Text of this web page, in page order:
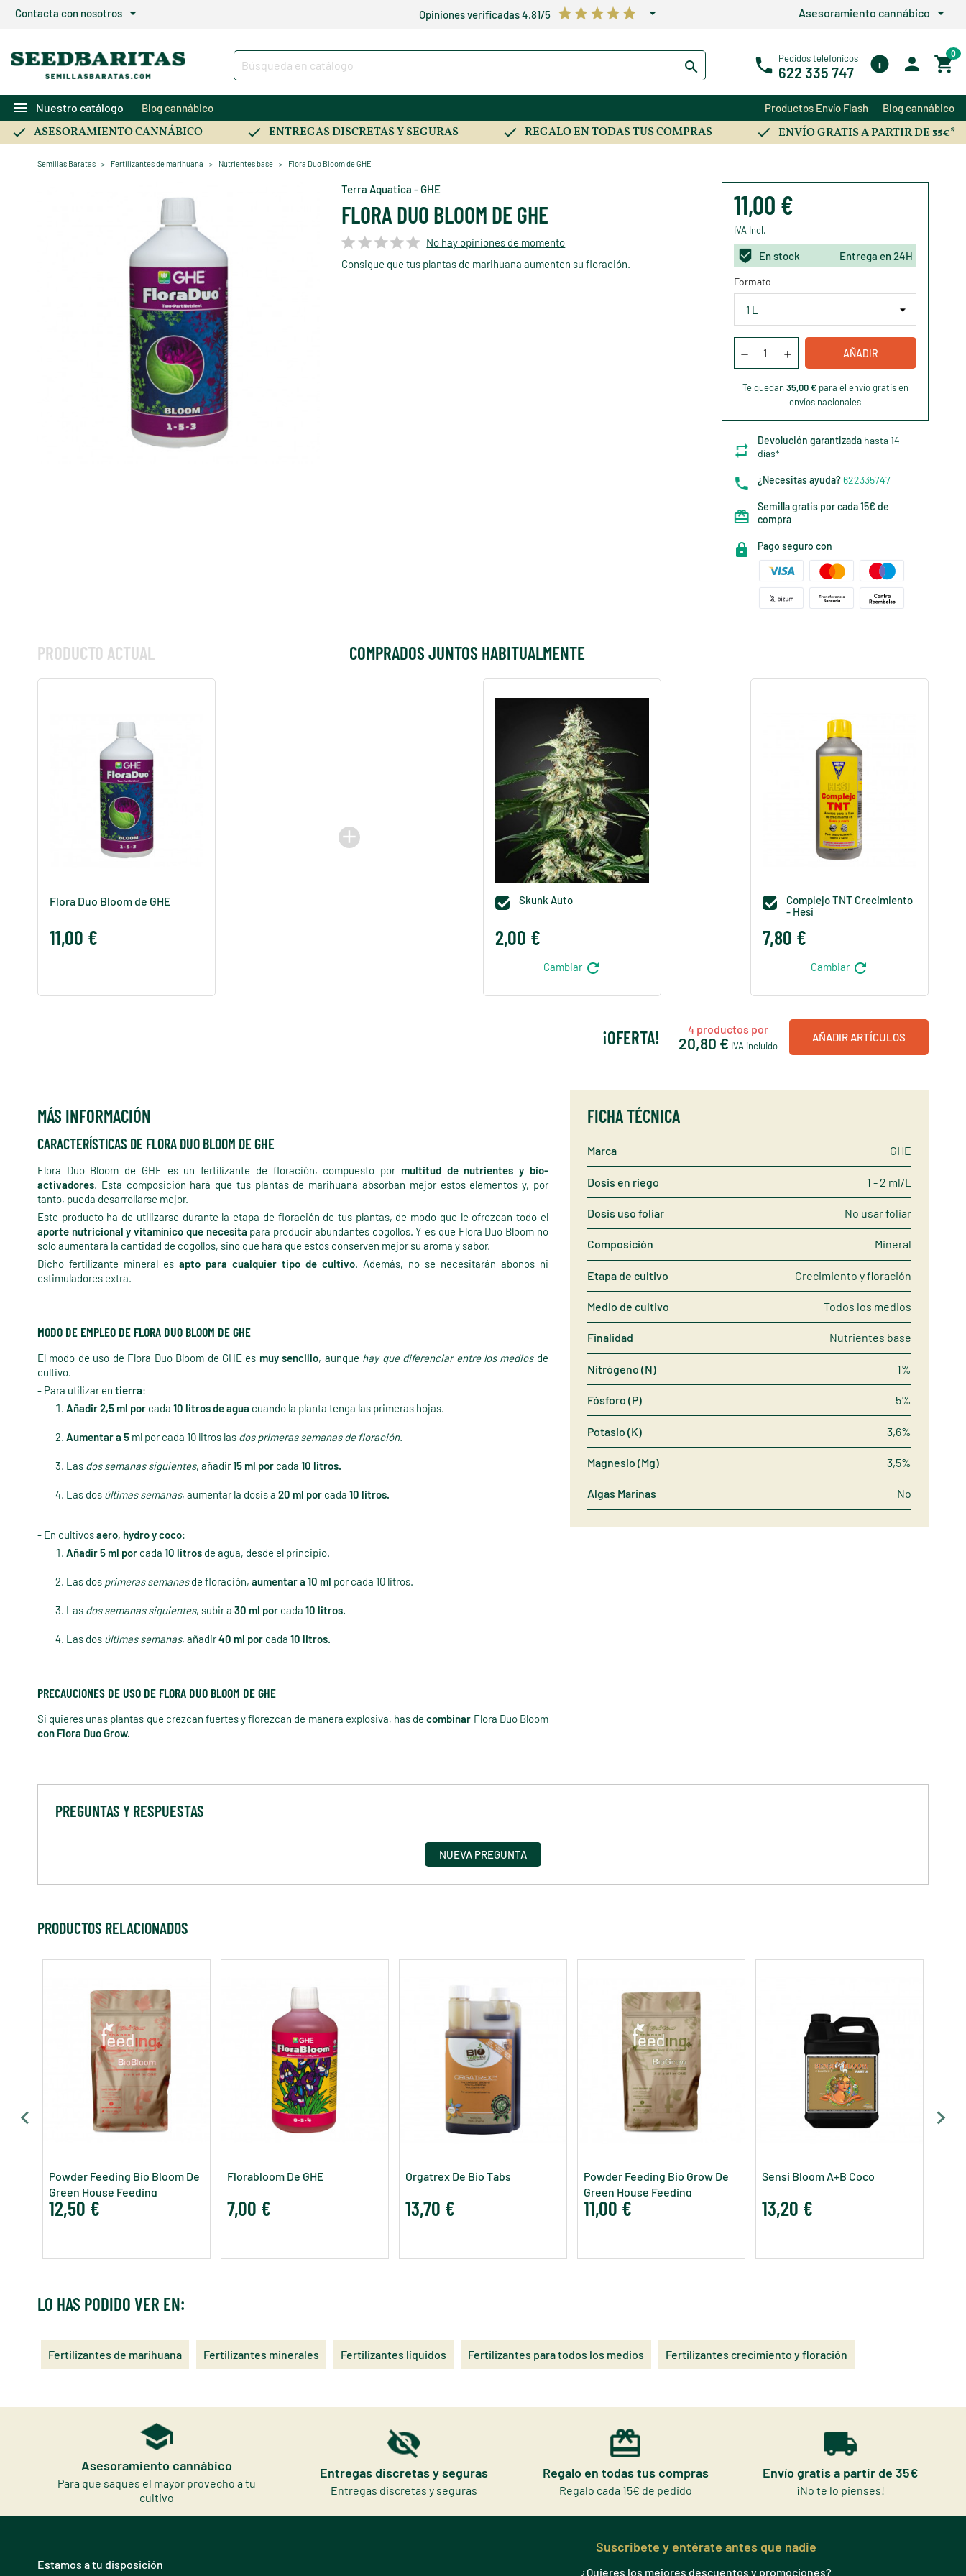
Contacta con nosotros arrow_drop_down Opiniones verificadas 4.81/5 arrow_drop_down Asesoramiento cannábico arrow_drop_down
Pedidos telefónicos
622 335 747
0
menu Nuestro catálogo Blog cannábico Productos Envío Flash Blog cannábico
ASESORAMIENTO CANNÁBICO ENTREGAS DISCRETAS Y SEGURAS REGALO EN TODAS TUS COMPRAS ENVÍO GRATIS A PARTIR DE 35€*
Semillas Baratas Fertilizantes de marihuana Nutrientes base Flora Duo Bloom de GHE
Terra Aquatica - GHE
FLORA DUO BLOOM DE GHE
No hay opiniones de momento
Consigue que tus plantas de marihuana aumenten su floración.
11,00 €
IVA Incl.
En stock Entrega en 24H
Formato
AÑADIR
Te quedan 35,00 €para el envío gratis en
envíos nacionales
Devolución garantizada hasta 14
días*
¿Necesitas ayuda? 622335747
Semilla gratis por cada 15€ de
compra
Pago seguro con
PRODUCTO ACTUAL COMPRADOS JUNTOS HABITUALMENTE
Flora Duo Bloom de GHE
11,00 €
add
 Skunk Auto
2,00 €
Cambiar refresh

Complejo TNT Crecimiento
- Hesi
7,80 €
Cambiar refresh
¡OFERTA! 4 productos por
20,80 € IVA incluido
AÑADIR ARTÍCULOS
MÁS INFORMACIÓN
CARACTERÍSTICAS DE FLORA DUO BLOOM DE GHE
Flora Duo Bloom de GHE es un fertilizante de floración, compuesto por multitud de nutrientes y bio-
activadores. Esta composición hará que tus plantas de marihuana absorban mejor estos elementos y, por
tanto, pueda desarrollarse mejor.
Este producto ha de utilizarse durante la etapa de floración de tus plantas, de modo que le ofrezcan todo el
aporte nutricional y vitamínico que necesita para producir abundantes cogollos. Y es que Flora Duo Bloom no
solo aumentará la cantidad de cogollos, sino que hará que estos conserven mejor su aroma y sabor.
Dicho fertilizante mineral es apto para cualquier tipo de cultivo. Además, no se necesitarán abonos ni
estimuladores extra.
MODO DE EMPLEO DE FLORA DUO BLOOM DE GHE
El modo de uso de Flora Duo Bloom de GHE es muy sencillo, aunque hay que diferenciar entre los mediosde
cultivo.
- Para utilizar en tierra:
Añadir 2,5 ml por cada 10 litros de agua cuando la planta tenga las primeras hojas.
Aumentar a 5 ml por cada 10 litros las dos primeras semanas de floración.
Las dos semanas siguientes, añadir15 ml por cada 10 litros.
Las dos últimas semanas, aumentar la dosis a 20 ml por cada 10 litros.
- En cultivosaero, hydro y coco:
Añadir 5 ml por cada 10 litros de agua, desde el principio.
Las dos primeras semanasde floración, aumentar a 10 ml por cada 10 litros.
Las dos semanas siguientes, subir a 30 ml por cada 10 litros.
Las dos últimas semanas, añadir40 ml por cada 10 litros.
PRECAUCIONES DE USO DE FLORA DUO BLOOM DE GHE
Si quieres unas plantas que crezcan fuertes y florezcan de manera explosiva, has decombinar Flora Duo Bloom
con Flora Duo Grow.
FICHA TÉCNICA
Marca GHE
Dosis en riego 1 - 2 ml/L
Dosis uso foliar No usar foliar
Composición Mineral
Etapa de cultivo Crecimiento y floración
Medio de cultivo Todos los medios
Finalidad Nutrientes base
Nitrógeno (N) 1%
Fósforo (P) 5%
Potasio (K) 3,6%
Magnesio (Mg) 3,5%
Algas Marinas No
PREGUNTAS Y RESPUESTAS
NUEVA PREGUNTA
PRODUCTOS RELACIONADOS
Powder Feeding Bio Bloom De
Green House Feeding
12,50 €
Florabloom De GHE
7,00 €
Orgatrex De Bio Tabs
13,70 €
Powder Feeding Bio Grow De
Green House Feeding
11,00 €
Sensi Bloom A+B Coco
13,20 €
LO HAS PODIDO VER EN:
Fertilizantes de marihuana Fertilizantes minerales Fertilizantes líquidos Fertilizantes para todos los medios Fertilizantes crecimiento y floración
Asesoramiento cannábico
Para que saques el mayor provecho a tu
cultivo
Entregas discretas y seguras
Entregas discretas y seguras
Regalo en todas tus compras
Regalo cada 15€ de pedido
Envío gratis a partir de 35€
¡No te lo pienses!
Estamos a tu disposición
Suscribete y entérate antes que nadie
¿Quieres los mejores descuentos y promociones?